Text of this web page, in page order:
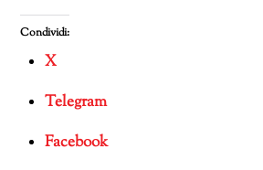
Condividi:
X
Telegram
Facebook